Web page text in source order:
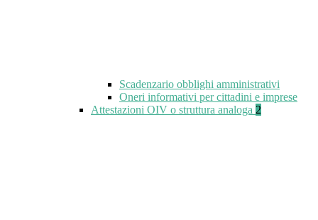
Scadenzario obblighi amministrativi
Oneri informativi per cittadini e imprese
Attestazioni OIV o struttura analoga 2